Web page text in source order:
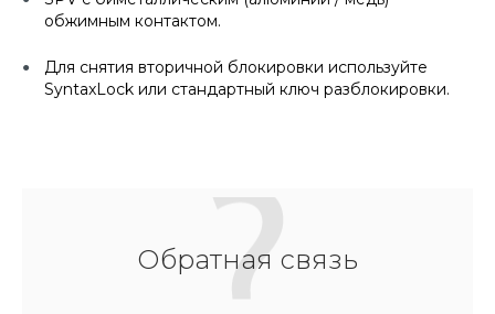
обжимным контактом.
Для снятия вторичной блокировки используйте
SyntaxLock или стандартный ключ разблокировки.
Обратная связь